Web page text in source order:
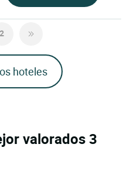
2
hoteles
valorados 3